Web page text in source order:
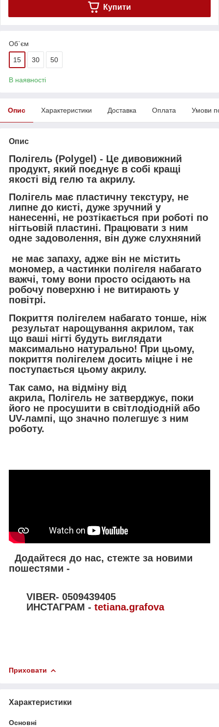
Купити
Об`єм
15 30 50
В наявності
Опис Характеристики Доставка Оплата Умови
Опис
Полігель (Polygel) - Це дивовижний
продукт, який поєднує в собі кращі
якості від гелю та акрилу.
Полігель має пластичну текстуру, не
липне до кисті, дуже зручний у
нанесенні, не розтікається при роботі по
нігтьовій пластині. Працювати з ним
одне задоволення, він дуже слухняний
не має запаху, адже він не містить
мономер, а частинки полігеля набагато
важчі, тому вони просто осідають на
робочу поверхню і не витирають у
повітрі.
Покриття полігелем набагато тонше, ніж
результат нарощування акрилом, так
що ваші нігті будуть виглядати
максимально натурально! При цьому,
покриття полігелем досить міцне і не
поступається цьому акрилу.
Так само, на відміну від
акрила, Полігель не затверджує, поки
його не просушити в світлодіодній або
UV-лампі, що значно полегшує з ним
роботу.
Додайтеся до нас, стежте за новими
пошестями -
VIBER- 0509439405
ИНСТАГРАМ - tetiana.grafova
Приховати
Характеристики
Основні